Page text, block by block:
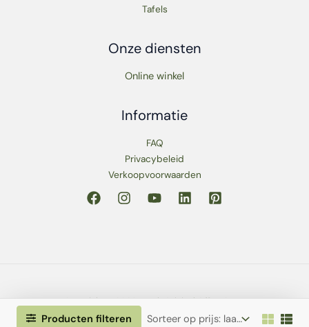
Producten filteren
Tafels
Onze diensten
Online winkel
Informatie
FAQ
Privacybeleid
Verkoopvoorwaarden
Copyright © 2026 Wooh Original Office Store